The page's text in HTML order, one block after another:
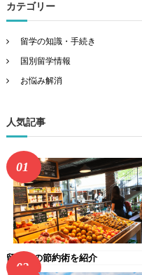
カテゴリー
留学の知識・手続き
国別留学情報
お悩み解消
人気記事
留学中の節約術を紹介